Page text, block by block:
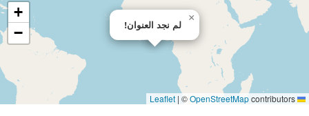
لم نجد العنوان!
×
+
−
| ©OpenStreetMapcontributors